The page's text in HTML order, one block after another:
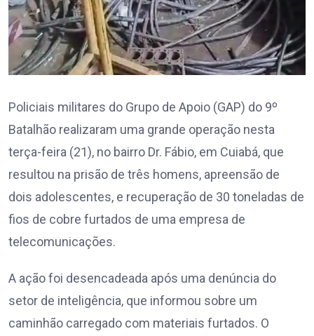
Policiais militares do Grupo de Apoio (GAP) do 9º
Batalhão realizaram uma grande operação nesta
terça-feira (21), no bairro Dr. Fábio, em Cuiabá, que
resultou na prisão de três homens, apreensão de
dois adolescentes, e recuperação de 30 toneladas de
fios de cobre furtados de uma empresa de
telecomunicações.
A ação foi desencadeada após uma denúncia do
setor de inteligência, que informou sobre um
caminhão carregado com materiais furtados. O